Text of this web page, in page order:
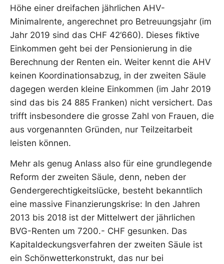
Höhe einer dreifachen jährlichen AHV-
Minimalrente, angerechnet pro Betreuungsjahr (im
Jahr 2019 sind das CHF 42‘660). Dieses fiktive
Einkommen geht bei der Pensionierung in die
Berechnung der Renten ein. Weiter kennt die AHV
keinen Koordinationsabzug, in der zweiten Säule
dagegen werden kleine Einkommen (im Jahr 2019
sind das bis 24 885 Franken) nicht versichert. Das
trifft insbesondere die grosse Zahl von Frauen, die
aus vorgenannten Gründen, nur Teilzeitarbeit
leisten können.
Mehr als genug Anlass also für eine grundlegende
Reform der zweiten Säule, denn, neben der
Gendergerechtigkeitslücke, besteht bekanntlich
eine massive Finanzierungskrise: In den Jahren
2013 bis 2018 ist der Mittelwert der jährlichen
BVG-Renten um 7200.- CHF gesunken. Das
Kapitaldeckungsverfahren der zweiten Säule ist
ein Schönwetterkonstrukt, das nur bei